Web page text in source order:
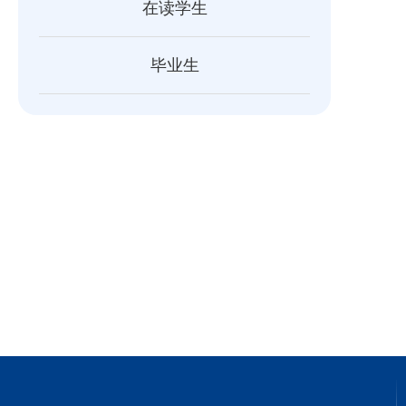
在读学生
毕业生